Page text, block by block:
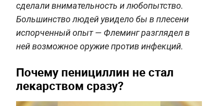
сделали внимательность и любопытство.
Большинство людей увидело бы в плесени
испорченный опыт — Флеминг разглядел в
ней возможное оружие против инфекций.
Почему пенициллин не стал
лекарством сразу?